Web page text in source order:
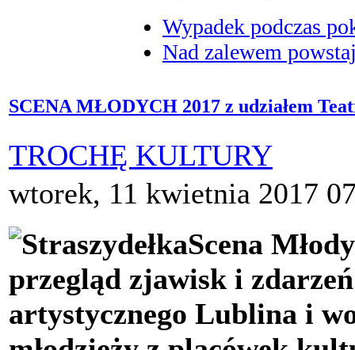
Wypadek podczas
Nad zalewem
SCENA MŁODYCH 2017 z udziałem
TROCHĘ KULTURY
wtorek, 11 kwietnia 2017
Scena
przegląd zjawisk i
artystycznego Lublina i